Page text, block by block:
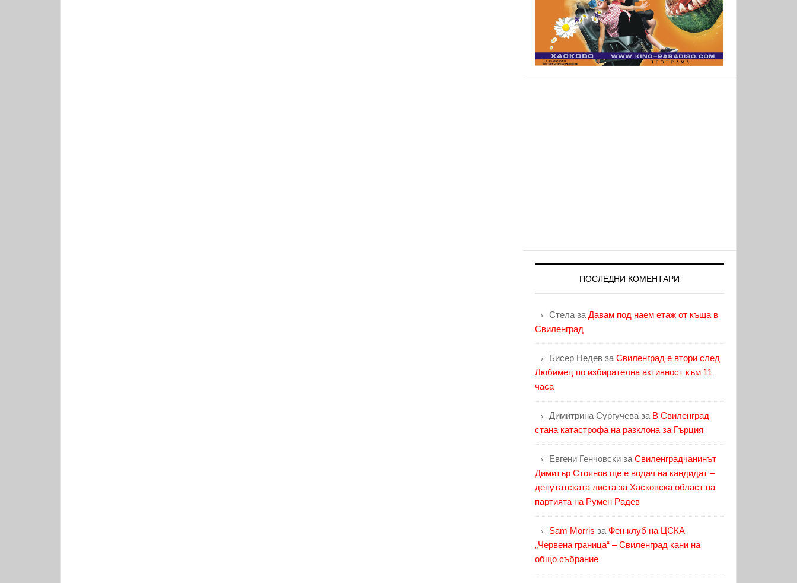
ПОСЛЕДНИ КОМЕНТАРИ
Стела за Давам под наем етаж от къща в
Свиленград
Бисер Недев за Свиленград е втори след
Любимец по избирателна активност към 11
часа
Димитрина Сургучева за В Свиленград
стана катастрофа на разклона за Гърция
Евгени Генчовски за Свиленградчанинът
Димитър Стоянов ще е водач на кандидат –
депутатската листа за Хасковска област на
партията на Румен Радев
Sam Morris за Фен клуб на ЦСКА
„Червена граница“ – Свиленград кани на
общо събрание